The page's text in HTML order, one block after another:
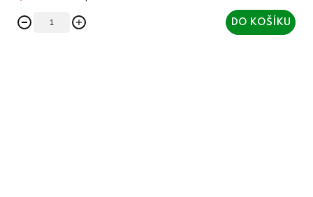
DO KOŠÍKU